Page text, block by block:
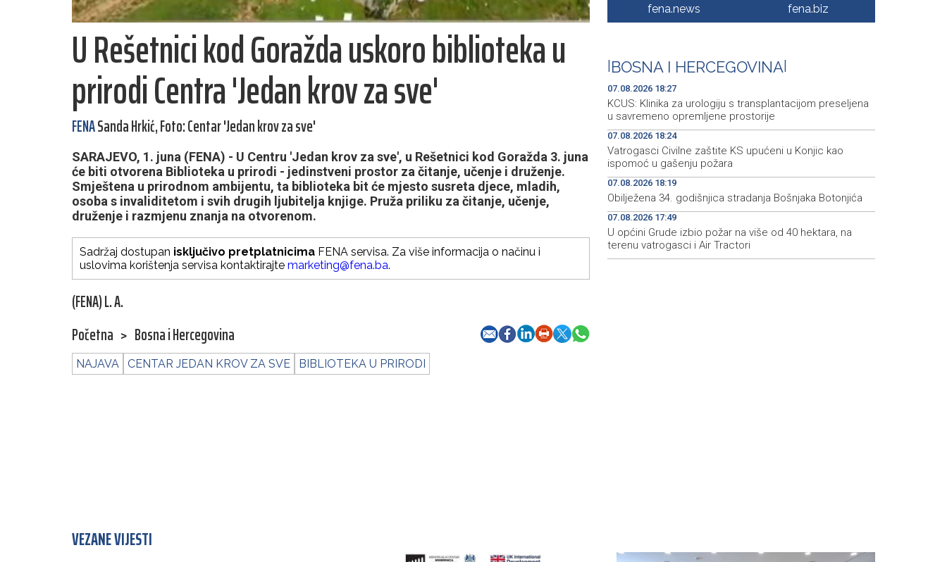
U Rešetnici kod Goražda uskoro biblioteka u
prirodi Centra 'Jedan krov za sve'
FENASanda Hrkić, Foto: Centar 'Jedan krov za sve'
SARAJEVO, 1. juna (FENA) - U Centru 'Jedan krov za sve', u Rešetnici kod Goražda 3. juna
će biti otvorena Biblioteka u prirodi - jedinstveni prostor za čitanje, učenje i druženje.
Smještena u prirodnom ambijentu, ta biblioteka bit će mjesto susreta djece, mladih,
osoba s invaliditetom i svih drugih ljubitelja knjige. Pruža priliku za čitanje, učenje,
druženje i razmjenu znanja na otvorenom.
Sadržaj dostupan isključivo pretplatnicima FENA servisa. Za više informacija o načinu i
uslovima korištenja servisa kontaktirajte marketing@fena.ba.
(FENA) L. A.
Početna > Bosna i Hercegovina
NAJAVA CENTAR JEDAN KROV ZA SVE BIBLIOTEKA U PRIRODI
KCUS: Klinika za urologiju s transplantacijom
preseljena u savremeno opremljene prostorije
kao ispomoć u gašenju požara
fena.news fena.biz
BOSNA I HERCEGOVINA
07.08.2026 18:27
KCUS: Klinika za urologiju s transplantacijom preseljena
u savremeno opremljene prostorije
07.08.2026 18:24
Vatrogasci Civilne zaštite KS upućeni u Konjic kao
ispomoć u gašenju požara
07.08.2026 18:19
Obilježena 34. godišnjica stradanja Bošnjaka Botonjića
07.08.2026 17:49
U općini Grude izbio požar na više od 40 hektara, na
terenu vatrogasci i Air Tractori
VEZANE VIJESTI